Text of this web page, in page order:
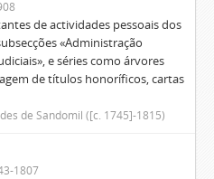
de actividades pessoais dos
«Administração
e séries como árvores
de títulos honoríficos, cartas
de Sandomil ([c. 1745]-1815)
1807